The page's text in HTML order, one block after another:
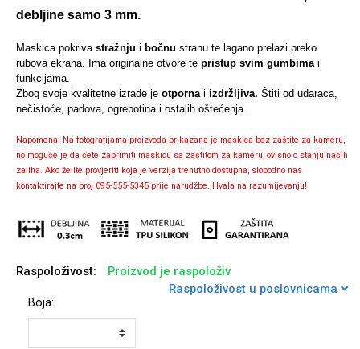
debljine samo 3 mm.
Maskica pokriva stražnju i bočnu stranu te lagano prelazi preko
rubova ekrana. Ima originalne otvore te pristup svim gumbimai
funkcijama.
Zbog svoje kvalitetne izrade je otpornai izdržljiva. Štiti od udaraca,
nečistoće, padova, ogrebotina i ostalih oštećenja.
Napomena: Na fotografijama proizvoda prikazana je maskica bez zaštite za kameru,
no moguće je da ćete zaprimiti maskicu sa zaštitom za kameru, ovisno o stanju naših
zaliha. Ako želite provjeriti koja je verzija trenutno dostupna, slobodno nas
kontaktirajte na broj 095-555-5345 prije narudžbe. Hvala na razumijevanju!
Raspoloživost:
Proizvod je raspoloživ
Raspoloživost u poslovnicama
Boja:
Sleng Feel Good
Svemirska kolekcija
Univerzalne futrole i
maskice
Preklopne maskice